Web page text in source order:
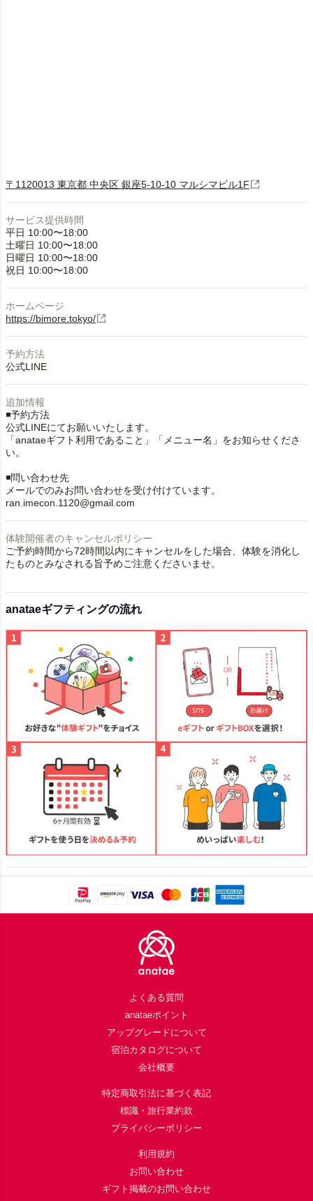
〒1120013 東京都 中央区 銀座5-10-10 マルシマビル1F
サービス提供時間
平日 10:00〜18:00
土曜日 10:00〜18:00
日曜日 10:00〜18:00
祝日 10:00〜18:00
ホームページ
https://bimore.tokyo/
予約方法
公式LINE
追加情報
◾️予約方法
公式LINEにてお願いいたします。
「anataeギフト利用であること」「メニュー名」をお知らせくださ
い。
◾️問い合わせ先
メールでのみお問い合わせを受け付けています。
ran.imecon.1120@gmail.com
体験開催者のキャンセルポリシー
ご予約時間から72時間以内にキャンセルをした場合、体験を消化し
たものとみなされる旨予めご注意くださいませ。
anataeギフティングの流れ
よくある質問
anataeポイント
アップグレードについて
宿泊カタログについて
会社概要
特定商取引法に基づく表記
標識・旅行業約款
プライバシーポリシー
利用規約
お問い合わせ
ギフト掲載のお問い合わせ